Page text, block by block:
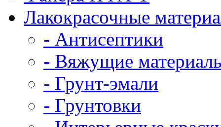
Лакокрасочные
- Антисептики
- Вяжущие
- Грунт-эмали
- Грунтовки